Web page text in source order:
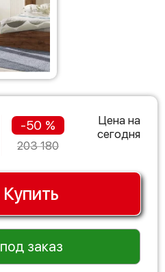
-50 %
203 180
Цена на
сегодня
Купить
под заказ